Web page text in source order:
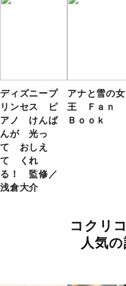
ディズニープ
リンセス ピ
アノ けんば
んが 光っ
て おしえ
て くれ
る！ 監修／
浅倉大介
アナと雪の女
王 Ｆａｎ
Ｂｏｏｋ
コクリ
人気